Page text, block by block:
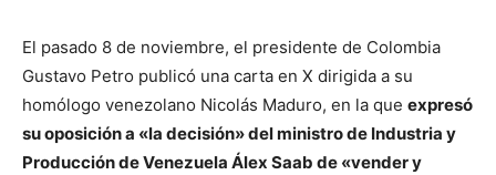
El pasado 8 de noviembre, el presidente de Colombia
Gustavo Petro publicó una carta en X dirigida a su
homólogo venezolano Nicolás Maduro, en la que expresó
su oposición a «la decisión» del ministro de Industria y
Producción de Venezuela Álex Saab de «vender y